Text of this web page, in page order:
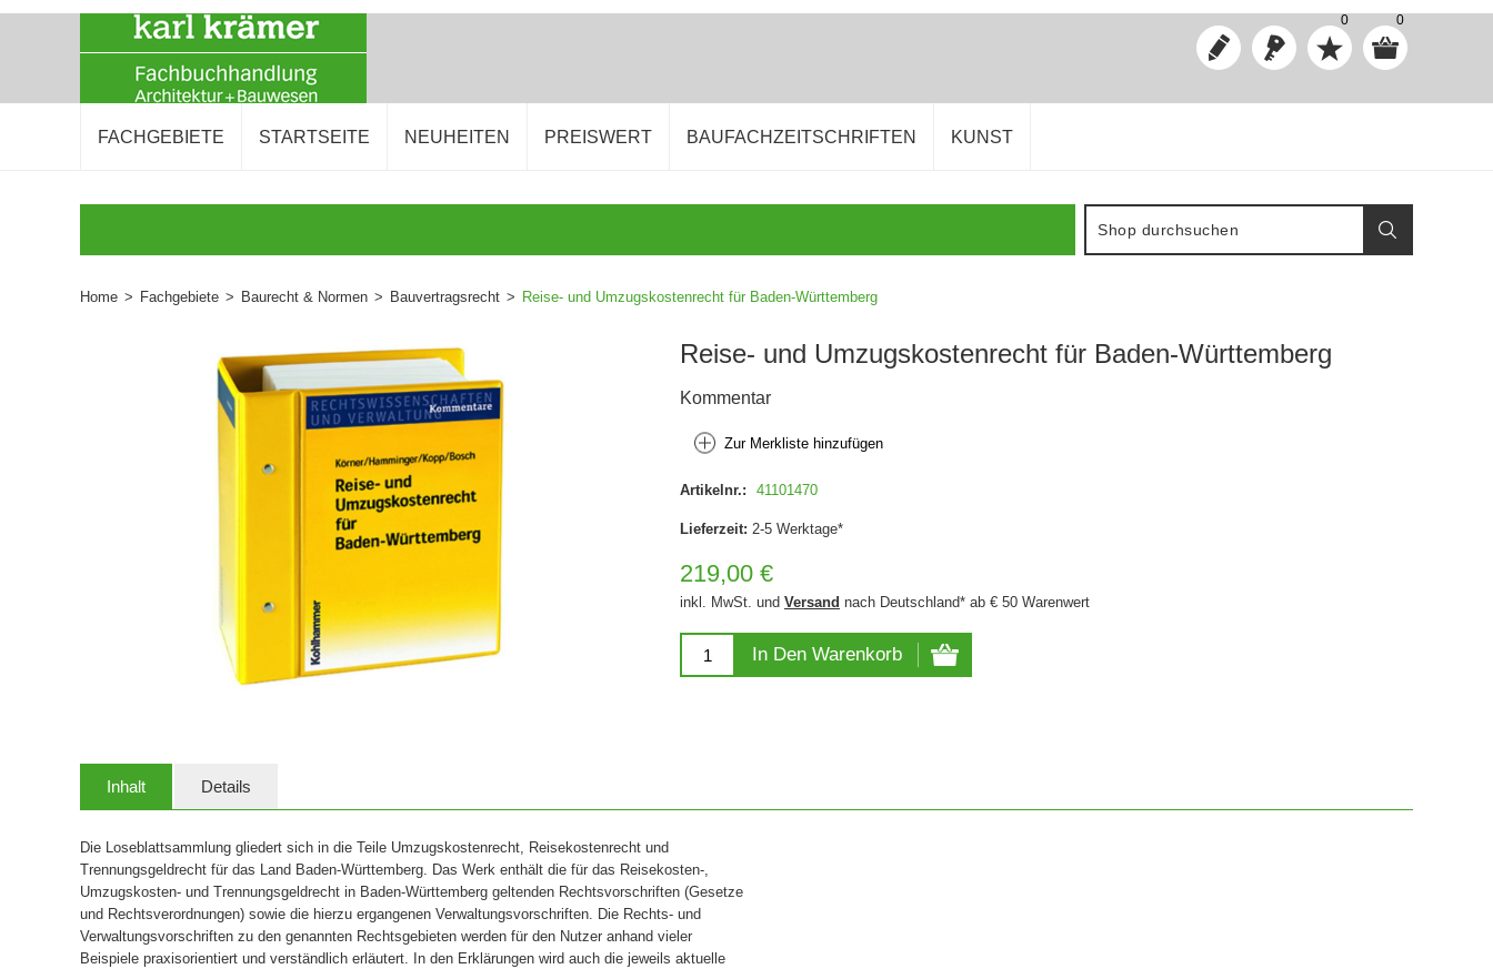
0 0
FACHGEBIETE STARTSEITE NEUHEITEN PREISWERT BAUFACHZEITSCHRIFTEN KUNST
Home > Fachgebiete > Baurecht & Normen > Bauvertragsrecht > Reise- und Umzugskostenrecht für Baden-Württemberg
Reise- und Umzugskostenrecht für Baden-Württemberg
Kommentar
Zur Merkliste hinzufügen
Artikelnr.: 41101470
Lieferzeit: 2-5 Werktage*
219,00 €
inkl. MwSt. und Versand nach Deutschland* ab € 50 Warenwert
In Den Warenkorb
Inhalt Details
Die Loseblattsammlung gliedert sich in die Teile Umzugskostenrecht, Reisekostenrecht und
Trennungsgeldrecht für das Land Baden-Württemberg. Das Werk enthält die für das Reisekosten-,
Umzugskosten- und Trennungsgeldrecht in Baden-Württemberg geltenden Rechtsvorschriften (Gesetze
und Rechtsverordnungen) sowie die hierzu ergangenen Verwaltungsvorschriften. Die Rechts- und
Verwaltungsvorschriften zu den genannten Rechtsgebieten werden für den Nutzer anhand vieler
Beispiele praxisorientiert und verständlich erläutert. In den Erklärungen wird auch die jeweils aktuelle